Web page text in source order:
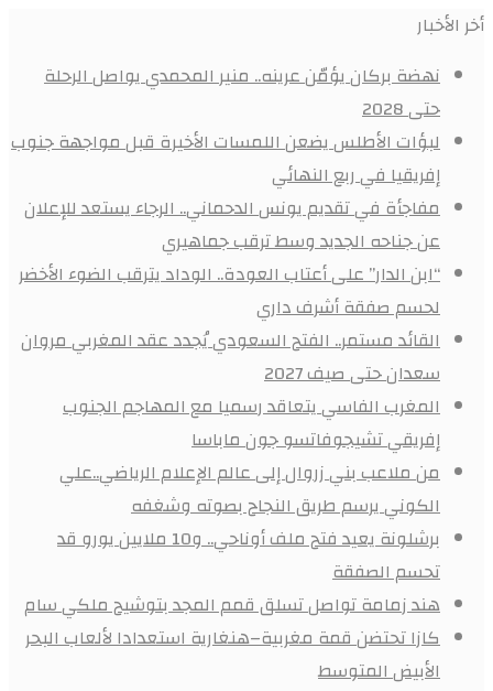
أخر الأخبار
نهضة بركان يؤمّن عرينه.. منير المحمدي يواصل الرحلة
حتى 2028
لبؤات الأطلس يضعن اللمسات الأخيرة قبل مواجهة جنوب
إفريقيا في ربع النهائي
مفاجأة في تقديم يونس الدحماني.. الرجاء يستعد للإعلان
عن جناحه الجديد وسط ترقب جماهيري
“ابن الدار” على أعتاب العودة.. الوداد يترقب الضوء الأخضر
لحسم صفقة أشرف داري
القائد مستمر.. الفتح السعودي يُجدد عقد المغربي مروان
سعدان حتى صيف 2027
المغرب الفاسي يتعاقد رسميا مع المهاجم الجنوب
إفريقي تشيجوفاتسو جون ماباسا
من ملاعب بني زروال إلى عالم الإعلام الرياضي..علي
الكوني يرسم طريق النجاح بصوته وشغفه
برشلونة يعيد فتح ملف أوناحي.. و10 ملايين يورو قد
تحسم الصفقة
هند زمامة تواصل تسلق قمم المجد بتوشيح ملكي سام
كازا تحتضن قمة مغربية–هنغارية استعدادا لألعاب البحر
الأبيض المتوسط